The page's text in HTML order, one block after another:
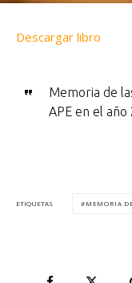
Descargar libro
Memoria de
APE en el año
ETIQUETAS MEMORIA